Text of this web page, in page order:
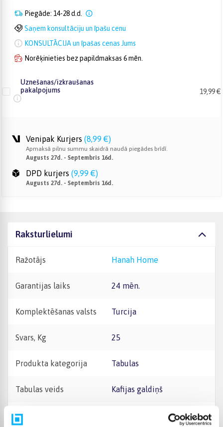
Piegāde: 14-28 d.d.
Saņem konsultāciju un īpašu cenu
KONSULTĀCIJA un īpašas cenas Jums
Norēķinieties bez papildmaksas 6 mēn.
Uznešanas/izkraušanas
pakalpojums
19,99 €
Venipak Kurjers (8,99 €)
Apmaksā pilnu summu skaidrā naudā piegādes brīdī.
Augusts 27d. - Septembris 16d.
DPD kurjers (9,99 €)
Augusts 27d. - Septembris 16d.
Raksturlielumi
Ražotājs Hanah Home
Garantijas laiks 24 mēn.
Komplektēšanas valsts Turcija
Svars, Kg 25
Produkta kategorija Tabulas
Tabulas veids Kafijas galdiņš
Tabulas forma Apaļi/ovāli galdi